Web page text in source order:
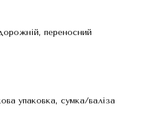
переносний
упаковка, сумка/валіза